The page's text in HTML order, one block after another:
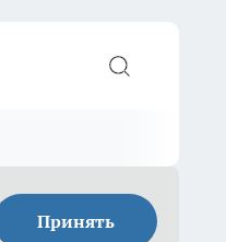
Принять